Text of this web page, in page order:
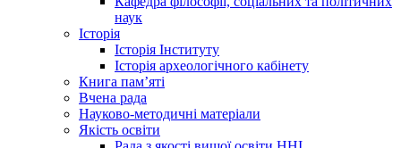
наук
Історія
Історія Інституту
Історія археологічного кабінету
Книга памʼяті
Вчена рада
Науково-методичні матеріали
Якість освіти